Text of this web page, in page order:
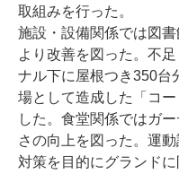
取組みを行った。
施設・設備関係では図
より改善を図った。不
ナル下に屋根つき350台
場として造成した「コ
した。食堂関係ではガ
さの向上を図った。運
対策を目的にグランド